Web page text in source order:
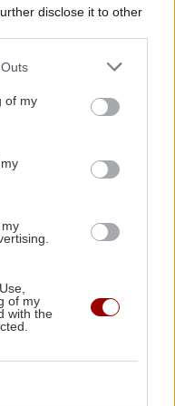
disclose it to other
of my
of my
with the
22:35
για
Ήλιου
22:22
χωριό μου το
Καραταράκη*
στην
Ισοπαλία, μέτρια
θα κριθεί